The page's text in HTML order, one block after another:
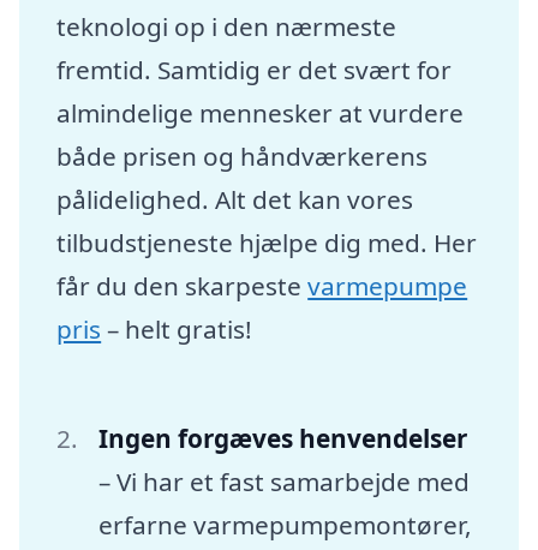
teknologi op i den nærmeste
fremtid. Samtidig er det svært for
almindelige mennesker at vurdere
både prisen og håndværkerens
pålidelighed. Alt det kan vores
tilbudstjeneste hjælpe dig med. Her
får du den skarpestevarmepumpe
pris – helt gratis!
Ingen forgæves henvendelser
– Vi har et fast samarbejde med
erfarne varmepumpemontører,